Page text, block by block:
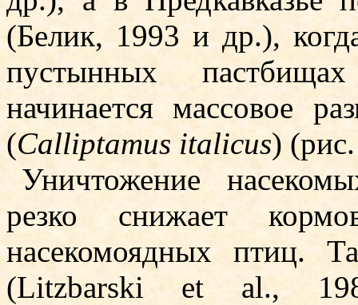
(Белик, 1993 и др.),
пустынных
начинается массовое
(Calliptamus italicus)
Уничтожение
резко снижает
насекомоядных птиц.
(Litzbarski et al.,